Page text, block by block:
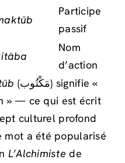
Participe
passif
Nom
d’action
(مَكْتُوب) signifie «
» — ce qui est écrit
culturel profond
mot a été popularisé
L’Alchimiste de